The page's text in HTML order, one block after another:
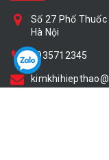
Số 27 Phố Thuốc
Hà Nội
0935712345